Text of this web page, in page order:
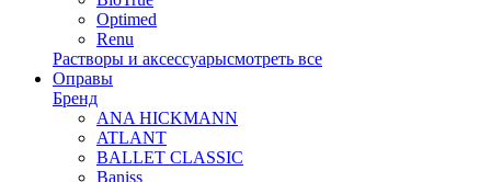
Optimed
Renu
Растворы и аксессуарысмотреть все
Оправы
Бренд
ANA HICKMANN
ATLANT
BALLET CLASSIC
Baniss